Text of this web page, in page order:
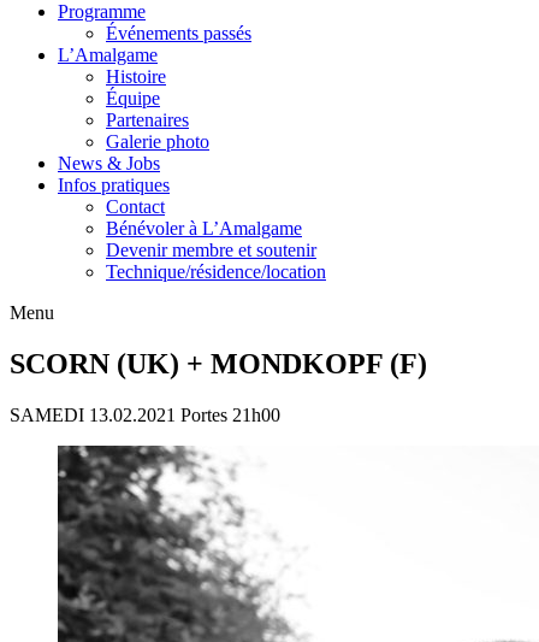
Programme
Événements passés
L’Amalgame
Histoire
Équipe
Partenaires
Galerie photo
News & Jobs
Infos pratiques
Contact
Bénévoler à L’Amalgame
Devenir membre et soutenir
Technique/résidence/location
Menu
SCORN (UK) + MONDKOPF (F)
SAMEDI 13.02.2021 Portes 21h00